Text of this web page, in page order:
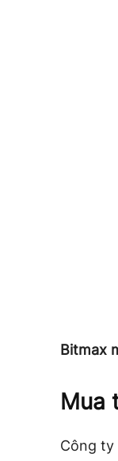
Bitmax
Mua
Công ty